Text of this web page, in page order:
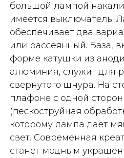
большой лампой
имеется выключатель.
обеспечивает два
или рассеянный. База,
форме катушки из
алюминия, служит для
свернутого шнура. На
плафоне с одной
(пескоструйная
которому лампа дает
свет. Современная
станет модным